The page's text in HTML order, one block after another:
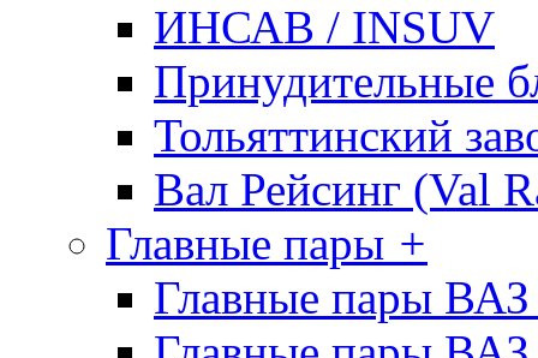
ИНСАВ / INSUV
Принудительные
Тольяттинcкий
Вал Рейсинг (Val
Главные пары +
Главные пары